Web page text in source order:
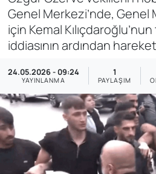
Genel Merkezi’nde, Genel
için Kemal
iddiasının ardından
24.05.2026 - 09:24
YAYINLANMA
1
PAYLAŞIM
ASAYİŞ
SAĞLIK
Haber Arşivi